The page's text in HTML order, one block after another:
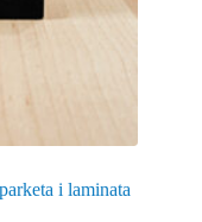
i laminata